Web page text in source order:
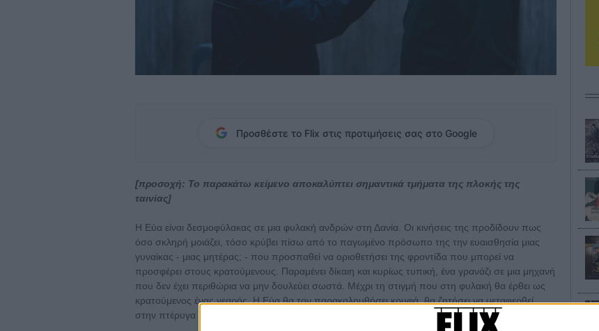
Προσθέστε το Flix στις προτιμήσεις σας στο Google
[προσοχή: Το παρακάτω κείμενο αποκαλύπτει σημαντικά τμήματα της πλοκής της
ταινίας]
Η Εύα είναι δεσμοφύλακας σε μια φυλακή ανδρών στη Δανία. Οι κινήσεις της προδίδουν πως
όσο σκληρή μοιάζει, τόσο κρύβει πίσω από το παγωμένο πρόσωπο της την ευαισθησία μιας
γυναίκας - μιας μητέρας; - που προσπαθεί να οριοθετήσει της φροντίδα που μπορεί να
προσφέρει στους κρατούμενους. Παραμένει δίκαιη και κυρίως τυπική, ένα γρανάζι σε μια μηχανή
που δεν έχει περιθώρια να μην δουλεύει σωστά. Μέχρι τη στιγμή που στη φυλακή θα έρθει ως
κρατούμενος ένας νεαρός. Η Εύα θα τον παρακολουθήσει κρυφά, θα ζητήσει να μεταφερθεί
στην πτέρυγα υψίστης ασφαλείας για να είναι κοντά του, θα προσπαθήσει να τον πλησιάσει.